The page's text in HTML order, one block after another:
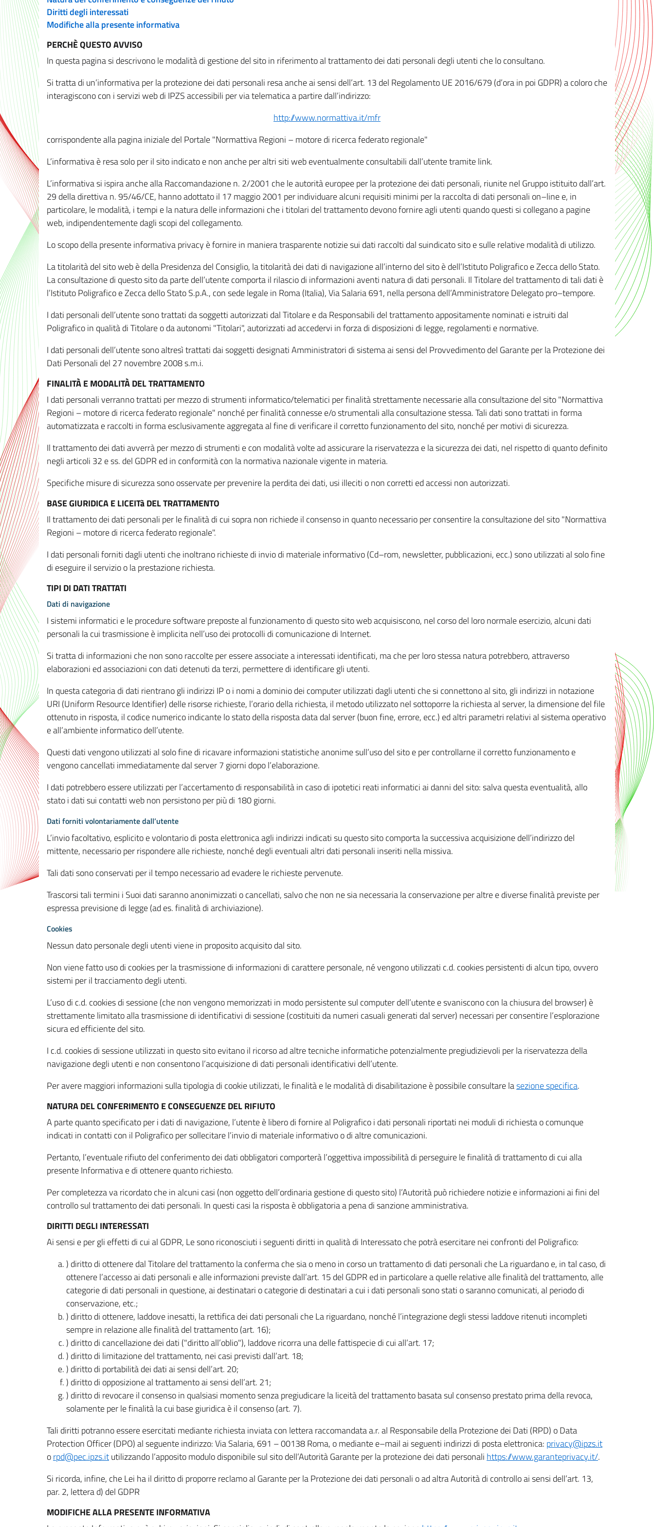
Diritti degli interessati
Modifiche alla presente informativa
PERCHÈ QUESTO AVVISO
In questa pagina si descrivono le modalità di gestione del sito in riferimento al trattamento dei dati personali degli utenti che lo consultano.
Si tratta di un’informativa per la protezione dei dati personali resa anche ai sensi dell’art. 13 del Regolamento UE 2016/679 (d’ora in poi GDPR) a coloro che
interagiscono con i servizi web di IPZS accessibili per via telematica a partire dall’indirizzo:
http://www.normattiva.it/mfr
corrispondente alla pagina iniziale del Portale "Normattiva Regioni – motore di ricerca federato regionale"
L’informativa è resa solo per il sito indicato e non anche per altri siti web eventualmente consultabili dall’utente tramite link.
L’informativa si ispira anche alla Raccomandazione n. 2/2001 che le autorità europee per la protezione dei dati personali, riunite nel Gruppo istituito dall’art.
29 della direttiva n. 95/46/CE, hanno adottato il 17 maggio 2001 per individuare alcuni requisiti minimi per la raccolta di dati personali on–line e, in
particolare, le modalità, i tempi e la natura delle informazioni che i titolari del trattamento devono fornire agli utenti quando questi si collegano a pagine
web, indipendentemente dagli scopi del collegamento.
Lo scopo della presente informativa privacy è fornire in maniera trasparente notizie sui dati raccolti dal suindicato sito e sulle relative modalità di utilizzo.
La titolarità del sito web è della Presidenza del Consiglio, la titolarità dei dati di navigazione all’interno del sito è dell’Istituto Poligrafico e Zecca dello Stato.
La consultazione di questo sito da parte dell’utente comporta il rilascio di informazioni aventi natura di dati personali. Il Titolare del trattamento di tali dati è
l’Istituto Poligrafico e Zecca dello Stato S.p.A., con sede legale in Roma (Italia), Via Salaria 691, nella persona dell’Amministratore Delegato pro–tempore.
I dati personali dell’utente sono trattati da soggetti autorizzati dal Titolare e da Responsabili del trattamento appositamente nominati e istruiti dal
Poligrafico in qualità di Titolare o da autonomi "Titolari", autorizzati ad accedervi in forza di disposizioni di legge, regolamenti e normative.
I dati personali dell’utente sono altresì trattati dai soggetti designati Amministratori di sistema ai sensi del Provvedimento del Garante per la Protezione dei
Dati Personali del 27 novembre 2008 s.m.i.
FINALITÀ E MODALITÀ DEL TRATTAMENTO
I dati personali verranno trattati per mezzo di strumenti informatico/telematici per finalità strettamente necessarie alla consultazione del sito "Normattiva
Regioni – motore di ricerca federato regionale" nonché per finalità connesse e/o strumentali alla consultazione stessa. Tali dati sono trattati in forma
automatizzata e raccolti in forma esclusivamente aggregata al fine di verificare il corretto funzionamento del sito, nonché per motivi di sicurezza.
Il trattamento dei dati avverrà per mezzo di strumenti e con modalità volte ad assicurare la riservatezza e la sicurezza dei dati, nel rispetto di quanto definito
negli articoli 32 e ss. del GDPR ed in conformità con la normativa nazionale vigente in materia.
Specifiche misure di sicurezza sono osservate per prevenire la perdita dei dati, usi illeciti o non corretti ed accessi non autorizzati.
BASE GIURIDICA E LICEITà DEL TRATTAMENTO
Il trattamento dei dati personali per le finalità di cui sopra non richiede il consenso in quanto necessario per consentire la consultazione del sito "Normattiva
Regioni – motore di ricerca federato regionale".
I dati personali forniti dagli utenti che inoltrano richieste di invio di materiale informativo (Cd–rom, newsletter, pubblicazioni, ecc.) sono utilizzati al solo fine
di eseguire il servizio o la prestazione richiesta.
TIPI DI DATI TRATTATI
Dati di navigazione
I sistemi informatici e le procedure software preposte al funzionamento di questo sito web acquisiscono, nel corso del loro normale esercizio, alcuni dati
personali la cui trasmissione è implicita nell’uso dei protocolli di comunicazione di Internet.
Si tratta di informazioni che non sono raccolte per essere associate a interessati identificati, ma che per loro stessa natura potrebbero, attraverso
elaborazioni ed associazioni con dati detenuti da terzi, permettere di identificare gli utenti.
In questa categoria di dati rientrano gli indirizzi IP o i nomi a dominio dei computer utilizzati dagli utenti che si connettono al sito, gli indirizzi in notazione
URI (Uniform Resource Identifier) delle risorse richieste, l’orario della richiesta, il metodo utilizzato nel sottoporre la richiesta al server, la dimensione del file
ottenuto in risposta, il codice numerico indicante lo stato della risposta data dal server (buon fine, errore, ecc.) ed altri parametri relativi al sistema operativo
e all’ambiente informatico dell’utente.
Questi dati vengono utilizzati al solo fine di ricavare informazioni statistiche anonime sull’uso del sito e per controllarne il corretto funzionamento e
vengono cancellati immediatamente dal server 7 giorni dopo l’elaborazione.
I dati potrebbero essere utilizzati per l’accertamento di responsabilità in caso di ipotetici reati informatici ai danni del sito: salva questa eventualità, allo
stato i dati sui contatti web non persistono per più di 180 giorni.
Dati forniti volontariamente dall’utente
L’invio facoltativo, esplicito e volontario di posta elettronica agli indirizzi indicati su questo sito comporta la successiva acquisizione dell’indirizzo del
mittente, necessario per rispondere alle richieste, nonché degli eventuali altri dati personali inseriti nella missiva.
Tali dati sono conservati per il tempo necessario ad evadere le richieste pervenute.
Trascorsi tali termini i Suoi dati saranno anonimizzati o cancellati, salvo che non ne sia necessaria la conservazione per altre e diverse finalità previste per
espressa previsione di legge (ad es. finalità di archiviazione).
Cookies
Nessun dato personale degli utenti viene in proposito acquisito dal sito.
Non viene fatto uso di cookies per la trasmissione di informazioni di carattere personale, né vengono utilizzati c.d. cookies persistenti di alcun tipo, ovvero
sistemi per il tracciamento degli utenti.
L’uso di c.d. cookies di sessione (che non vengono memorizzati in modo persistente sul computer dell’utente e svaniscono con la chiusura del browser) è
strettamente limitato alla trasmissione di identificativi di sessione (costituiti da numeri casuali generati dal server) necessari per consentire l’esplorazione
sicura ed efficiente del sito.
I c.d. cookies di sessione utilizzati in questo sito evitano il ricorso ad altre tecniche informatiche potenzialmente pregiudizievoli per la riservatezza della
navigazione degli utenti e non consentono l’acquisizione di dati personali identificativi dell’utente.
Per avere maggiori informazioni sulla tipologia di cookie utilizzati, le finalità e le modalità di disabilitazione è possibile consultare lasezione specifica.
NATURA DEL CONFERIMENTO E CONSEGUENZE DEL RIFIUTO
A parte quanto specificato per i dati di navigazione, l’utente è libero di fornire al Poligrafico i dati personali riportati nei moduli di richiesta o comunque
indicati in contatti con il Poligrafico per sollecitare l’invio di materiale informativo o di altre comunicazioni.
Pertanto, l’eventuale rifiuto del conferimento dei dati obbligatori comporterà l’oggettiva impossibilità di perseguire le finalità di trattamento di cui alla
presente Informativa e di ottenere quanto richiesto.
Per completezza va ricordato che in alcuni casi (non oggetto dell’ordinaria gestione di questo sito) l’Autorità può richiedere notizie e informazioni ai fini del
controllo sul trattamento dei dati personali. In questi casi la risposta è obbligatoria a pena di sanzione amministrativa.
DIRITTI DEGLI INTERESSATI
Ai sensi e per gli effetti di cui al GDPR, Le sono riconosciuti i seguenti diritti in qualità di Interessato che potrà esercitare nei confronti del Poligrafico:
) diritto di ottenere dal Titolare del trattamento la conferma che sia o meno in corso un trattamento di dati personali che La riguardano e, in tal caso, di
ottenere l’accesso ai dati personali e alle informazioni previste dall’art. 15 del GDPR ed in particolare a quelle relative alle finalità del trattamento, alle
categorie di dati personali in questione, ai destinatari o categorie di destinatari a cui i dati personali sono stati o saranno comunicati, al periodo di
conservazione, etc.;
) diritto di ottenere, laddove inesatti, la rettifica dei dati personali che La riguardano, nonché l’integrazione degli stessi laddove ritenuti incompleti
sempre in relazione alle finalità del trattamento (art. 16);
) diritto di cancellazione dei dati ("diritto all’oblio"), laddove ricorra una delle fattispecie di cui all’art. 17;
) diritto di limitazione del trattamento, nei casi previsti dall’art. 18;
) diritto di portabilità dei dati ai sensi dell’art. 20;
) diritto di opposizione al trattamento ai sensi dell’art. 21;
) diritto di revocare il consenso in qualsiasi momento senza pregiudicare la liceità del trattamento basata sul consenso prestato prima della revoca,
solamente per le finalità la cui base giuridica è il consenso (art. 7).
Tali diritti potranno essere esercitati mediante richiesta inviata con lettera raccomandata a.r. al Responsabile della Protezione dei Dati (RPD) o Data
Protection Officer (DPO) al seguente indirizzo: Via Salaria, 691 – 00138 Roma, o mediante e–mail ai seguenti indirizzi di posta elettronica: privacy@ipzs.it
orpd@pec.ipzs.itutilizzando l’apposito modulo disponibile sul sito dell’Autorità Garante per la protezione dei dati personali https://www.garanteprivacy.it/.
Si ricorda, infine, che Lei ha il diritto di proporre reclamo al Garante per la Protezione dei dati personali o ad altra Autorità di controllo ai sensi dell’art. 13,
par. 2, lettera d) del GDPR
MODIFICHE ALLA PRESENTE INFORMATIVA